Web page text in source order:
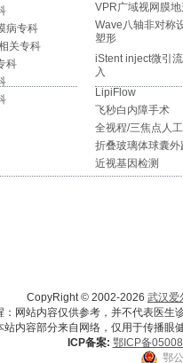
病专科
关专科
科
VPR广域视网膜地
Wave八轴非对称
塑形
iStent inject微引
入
LipiFlow
飞秒白内障手术
全视程/三焦点人
折叠玻璃体球囊外
近视基因检测
CopyRight © 2002-2026 武汉爱
：网站内容仅供参考，并不代表医生
站内容部分来自网络，仅用于传播眼
ICP备案: 鄂ICP备
鄂